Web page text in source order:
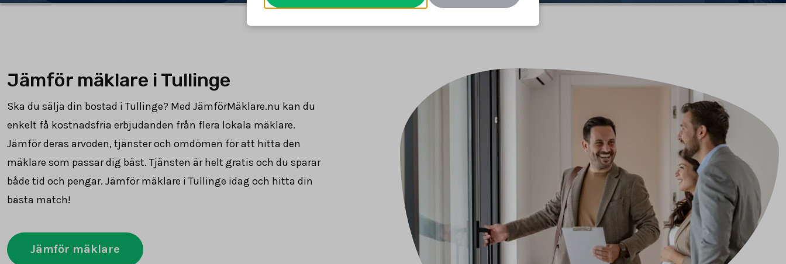
Jämför mäklare i Tullinge
Ska du sälja din bostad i Tullinge? Med JämförMäklare.nu kan du
enkelt få kostnadsfria erbjudanden från flera lokala mäklare.
Jämför deras arvoden, tjänster och omdömen för att hitta den
mäklare som passar dig bäst. Tjänsten är helt gratis och du sparar
både tid och pengar. Jämför mäklare i Tullinge idag och hitta din
bästa match!
Jämför mäklare